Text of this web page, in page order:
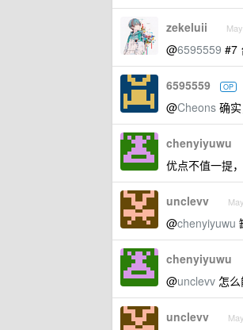
zekeluii
@6595559 #7
6595559 OP
@Cheons 确
chenyiyuwu
优点不值一提
unclevv
@chenyiyuwu
chenyiyuwu
@unclevv 怎
unclevv